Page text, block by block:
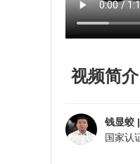
视频简介
钱显蛟 |